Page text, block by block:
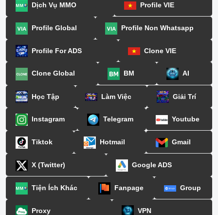
Dịch Vụ MMO Profile VIE
Profile Global Profile Non Whatsapp
Profile For ADS Clone VIE
Clone Global BM AI
Học Tập Làm Việc Giải Trí
Instagram Telegram Youtube
Tiktok Hotmail Gmail
X (Twitter) Google ADS
Tiện Ích Khác Fanpage Group
Proxy VPN